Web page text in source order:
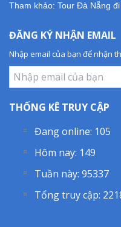
Tham khảo: Tour Đà Nẵng
ĐĂNG KÝ NHẬN EMAIL
Nhập email của bạn để nhận
THỐNG KÊ TRUY CẬP
Đang online: 105
Hôm nay: 149
Tuần này: 95337
Tổng truy cập: